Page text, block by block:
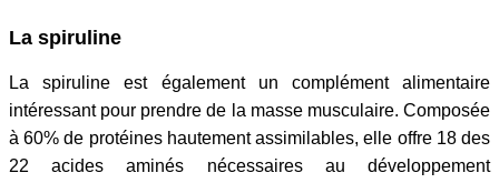
La spiruline
La spiruline est également un complément alimentaire
intéressant pour prendre de la masse musculaire. Composée
à 60% de protéines hautement assimilables, elle offre 18 des
22 acides aminés nécessaires au développement